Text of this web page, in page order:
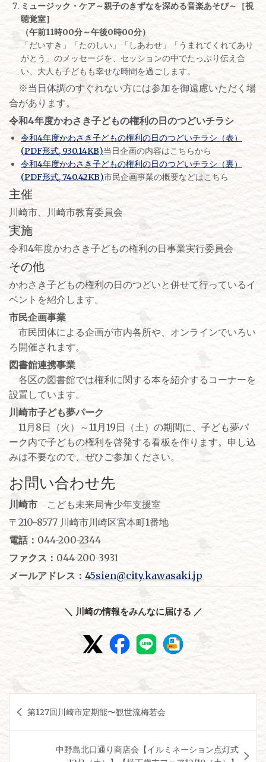
ミュージック・ケア～親子のきずなを深める音楽あそび～［視
聴覚室］
（午前11時00分～午後0時00分）
「だいすき」「たのしい」「しあわせ」「うまれてくれてあり
がとう」のメッセージを、セッションの中でたっぷり伝え合
い、大人も子どもも幸せな時間を過ごします。
※当日体調のすぐれない方には参加を御遠慮いただく場
合があります。
令和4年度かわさき子どもの権利の日のつどいチラシ
令和4年度かわさき子どもの権利の日のつどいチラシ（表）
(PDF形式, 930.14KB)当日企画の内容はこちらから
令和4年度かわさき子どもの権利の日のつどいチラシ（裏）
(PDF形式, 740.42KB)市民企画事業の概要などはこちら
主催
川崎市、川崎市教育委員会
実施
令和4年度かわさき子どもの権利の日事業実行委員会
その他
かわさき子どもの権利の日のつどいと併せて行っているイ
ベントを紹介します。
市民企画事業
市民団体による企画が市内各所や、オンラインでいろい
ろ開催されます。
図書館連携事業
各区の図書館では権利に関する本を紹介するコーナーを
設置しています。
川崎市子ども夢パーク
11月8日（火）～11月19日（土）の期間に、子ども夢パ
ーク内で子どもの権利を啓発する看板を作ります。申し込
みは不要なので、ぜひご参加ください。
お問い合わせ先
川崎市 こども未来局青少年支援室
〒210-8577 川崎市川崎区宮本町1番地
電話： 044-200-2344
ファクス： 044-200-3931
メールアドレス： 45sien@city.kawasaki.jp
＼ 川崎の情報をみんなに届ける ／
稿 第127回川崎市定期能〜観世流梅若会
中野島北口通り商店会【イルミネーション点灯式